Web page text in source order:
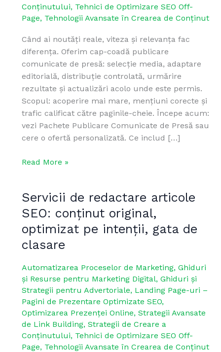
Conținutului, Tehnici de Optimizare SEO Off-
Page, Tehnologii Avansate în Crearea de Conținut
Când ai noutăți reale, viteza și relevanța fac
diferența. Oferim cap-coadă publicare
comunicate de presă: selecție media, adaptare
editorială, distribuție controlată, urmărire
rezultate și actualizări acolo unde este permis.
Scopul: acoperire mai mare, mențiuni corecte și
trafic calificat către paginile-cheie. Începe acum:
vezi Pachete Publicare Comunicate de Presă sau
cere o ofertă personalizată. Ce includ […]
Read More »
Servicii de redactare articole
SEO: conținut original,
optimizat pe intenții, gata de
clasare
Automatizarea Proceselor de Marketing, Ghiduri
și Resurse pentru Marketing Digital, Ghiduri și
Strategii pentru Advertoriale, Landing Page-uri –
Pagini de Prezentare Optimizate SEO,
Optimizarea Prezenței Online, Strategii Avansate
de Link Building, Strategii de Creare a
Conținutului, Tehnici de Optimizare SEO Off-
Page, Tehnologii Avansate în Crearea de Conținut
Servicii
de
redactare
articole
SEO:
original,
optimizat
pe
intenții,
gata
de
clasare